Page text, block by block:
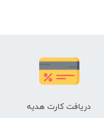
دریافت کارت هدیه